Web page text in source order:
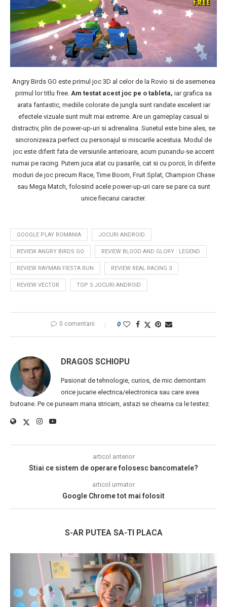
Angry Birds GO este primul joc 3D al celor de la Rovio si de asemenea
primul lor titlu free. Am testat acest joc pe o tableta, iar grafica sa
arata fantastic, mediile colorate de jungla sunt randate excelent iar
efectele vizuale sunt mult mai extreme. Are un gameplay casual si
distractiv, plin de power-up-uri si adrenalina. Sunetul este bine ales, se
sincronizeaza perfect cu personajul si miscarile acestuia. Modul de
joc este diferit fata de versiunile anterioare, acum punandu-se accent
numai pe racing. Putem juca atat cu pasarile, cat si cu porcii, în diferite
moduri de joc precum Race, Time Boom, Fruit Splat, Champion Chase
sau Mega Match, folosind acele power-up-uri care se pare ca sunt
unice fiecarui caracter.
GOOGLE PLAY ROMANIA JOCURI ANDROID
REVIEW ANGRY BIRDS GO REVIEW BLOOD AND GLORY : LEGEND
REVIEW RAYMAN FIESTA RUN REVIEW REAL RACING 3
REVIEW VECTOR TOP 5 JOCURI ANDROID
0 comentarii 0
DRAGOS SCHIOPU
Pasionat de tehnologie, curios, de mic demontam
orice jucarie electrica/electronica sau care avea
butoane. Pe ce puneam mana stricam, astazi se cheama ca le testez.
articol anterior
Stiai ce sistem de operare folosesc bancomatele?
articol urmator
Google Chrome tot mai folosit
S-AR PUTEA SA-TI PLACA